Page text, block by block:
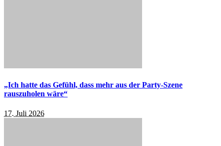
„Ich hatte das Gefühl, dass mehr aus der Party-Szene
rauszuholen wäre“
17. Juli 2026